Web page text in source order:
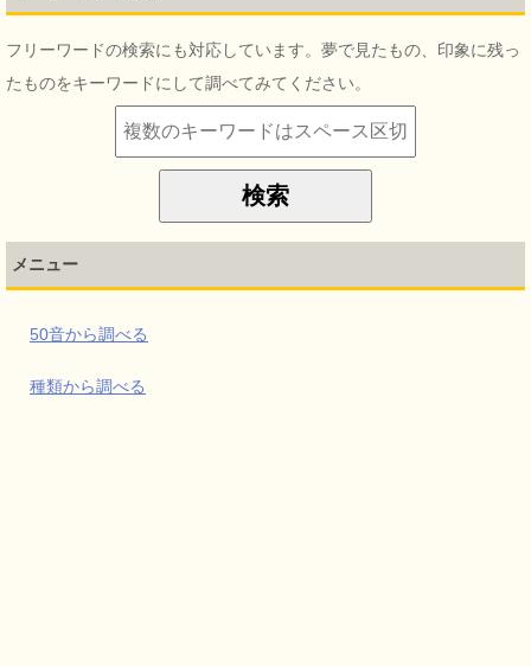
フリーワードの検索にも対応しています。夢で見たもの、印象に残っ
たものをキーワードにして調べてみてください。
メニュー
50音から調べる
種類から調べる